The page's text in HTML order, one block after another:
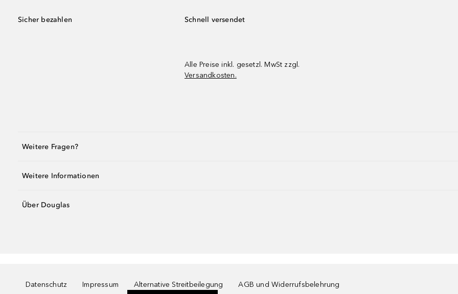
Sicher bezahlen Schnell versendet
Alle Preise inkl. gesetzl. MwSt zzgl.
Versandkosten.
Weitere Fragen?
Weitere Informationen
Über Douglas
Datenschutz Impressum Alternative Streitbeilegung
AGB und Widerrufsbelehrung